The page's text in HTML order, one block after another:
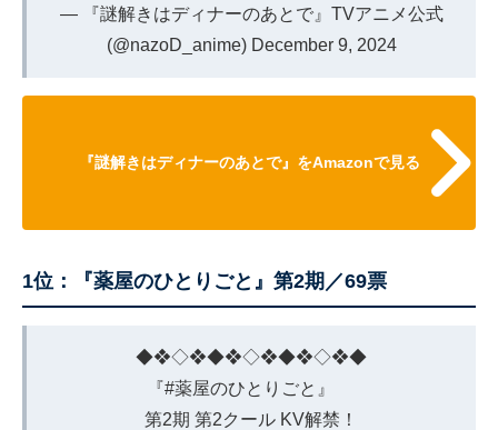
— 『謎解きはディナーのあとで』TVアニメ公式
(@nazoD_anime) December 9, 2024
『謎解きはディナーのあとで』をAmazonで見る
1位：『薬屋のひとりごと』第2期／69票
◆❖◇❖◆❖◇❖◆❖◇❖◆
『#薬屋のひとりごと 』
第2期 第2クール KV解禁！